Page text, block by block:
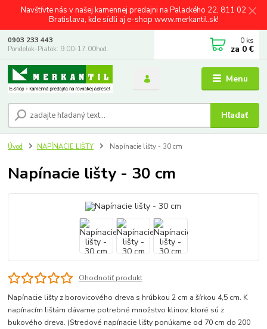
Navštívte nás v našej kamennej predajni na Palackého 22, 811 02
Bratislava, kde sídli aj e-shop www.merkantil.sk!
Menu
Hľadať
0903 233 443
Pondelok-Piatok: 9.00-17.00hod.
0 ks
za 0 €
Úvod NAPÍNACIE LIŠTY Napínacie lišty - 30 cm
Napínacie lišty - 30 cm
Ohodnotiť produkt
Napínacie lišty z borovicového dreva s hrúbkou 2 cm a šírkou 4,5 cm. K
napínacím lištám dávame potrebné množstvo klinov, ktoré sú z
bukového dreva. (Stredové napínacie lišty ponúkame od 70 cm do 200